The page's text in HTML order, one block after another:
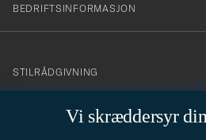
Vi skræddersyr
BEDRIFTSINFORMASJON
info@careofcarl.no
STILRÅDGIVNING